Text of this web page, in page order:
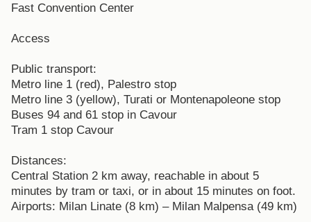
Fast Convention Center
Access
Public transport:
Metro line 1 (red), Palestro stop
Metro line 3 (yellow), Turati or Montenapoleone stop
Buses 94 and 61 stop in Cavour
Tram 1 stop Cavour
Distances:
Central Station 2 km away, reachable in about 5
minutes by tram or taxi, or in about 15 minutes on foot.
Airports: Milan Linate (8 km) – Milan Malpensa (49 km)